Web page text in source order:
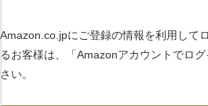
Amazon.co.jpにご登録の情報を利用して
るお客様は、「Amazonアカウントでロ
さい。